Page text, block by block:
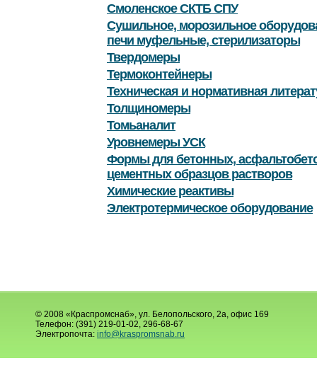
Смоленское СКТБ СПУ
Сушильное, морозильное
печи муфельные, стерилизаторы
Твердомеры
Термоконтейнеры
Техническая и нормативная
Толщиномеры
Томьаналит
Уровнемеры УСК
Формы для бетонных,
цементных образцов растворов
Химические реактивы
Электротермическое оборудование
© 2008 «Краспромснаб», ул. Белопольского, 2а, офис 169
Телефон: (391) 219-01-02, 296-68-67
Электропочта: info@kraspromsnab.ru